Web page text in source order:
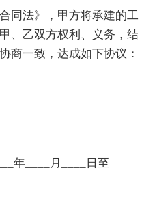
同法》，甲方将承建的工
、乙双方权利、义务，结
商一致，达成如下协议：
年____月____日至